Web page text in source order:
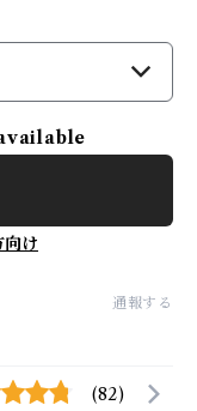
向け
通報する
(82)